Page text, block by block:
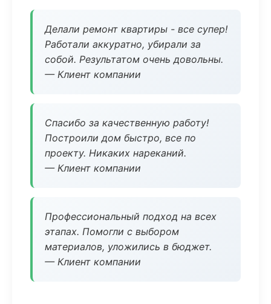
Делали ремонт квартиры - все супер!
Работали аккуратно, убирали за
собой. Результатом очень довольны.
— Клиент компании
Спасибо за качественную работу!
Построили дом быстро, все по
проекту. Никаких нареканий.
— Клиент компании
Профессиональный подход на всех
этапах. Помогли с выбором
материалов, уложились в бюджет.
— Клиент компании